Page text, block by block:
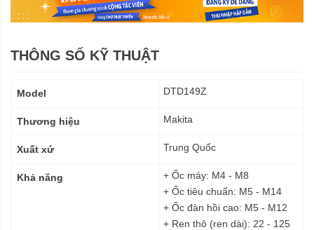
THÔNG SỐ KỸ THUẬT
kỹ
Model DTD149Z
Thương hiệu Makita
Xuất xứ Trung Quốc
Khả năng
+ Ốc máy: M4 - M8
+ Ốc tiêu chuẩn: M5 - M14
+ Ốc đàn hồi cao: M5 - M12
+ Ren thô (ren dài): 22 - 125